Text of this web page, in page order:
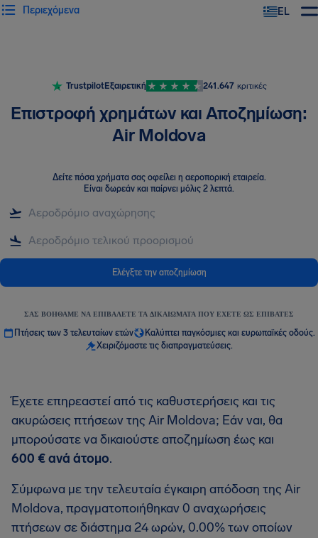
EL
Περιεχόμενα
TrustpilotΕξαιρετική 241.647 κριτικές
Επιστροφή χρημάτων και Αποζημίωση:
Air Moldova
Δείτε πόσα χρήματα σας οφείλει η αεροπορική εταιρεία.
Είναι δωρεάν και παίρνει μόλις 2 λεπτά.
Ελέγξτε την αποζημίωση
ΣΑΣ ΒΟΗΘΆΜΕ ΝΑ ΕΠΙΒΆΛΕΤΕ ΤΑ ΔΙΚΑΙΏΜΑΤΑ ΠΟΥ ΈΧΕΤΕ ΩΣ ΕΠΙΒΆΤΕΣ
Πτήσεις των 3 τελευταίων ετών
Καλύπτει παγκόσμιες και ευρωπαϊκές οδούς.
Χειριζόμαστε τις διαπραγματεύσεις.
Έχετε επηρεαστεί από τις καθυστερήσεις και τις
ακυρώσεις πτήσεων της Air Moldova; Εάν ναι, θα
μπορούσατε να δικαιούστε αποζημίωση έως και
600 €ανά άτομο.
Σύμφωνα με την τελευταία έγκαιρη απόδοση της Air
Moldova, πραγματοποιήθηκαν 0 αναχωρήσεις
πτήσεων σε διάστημα 24 ωρών, 0.00% των οποίων